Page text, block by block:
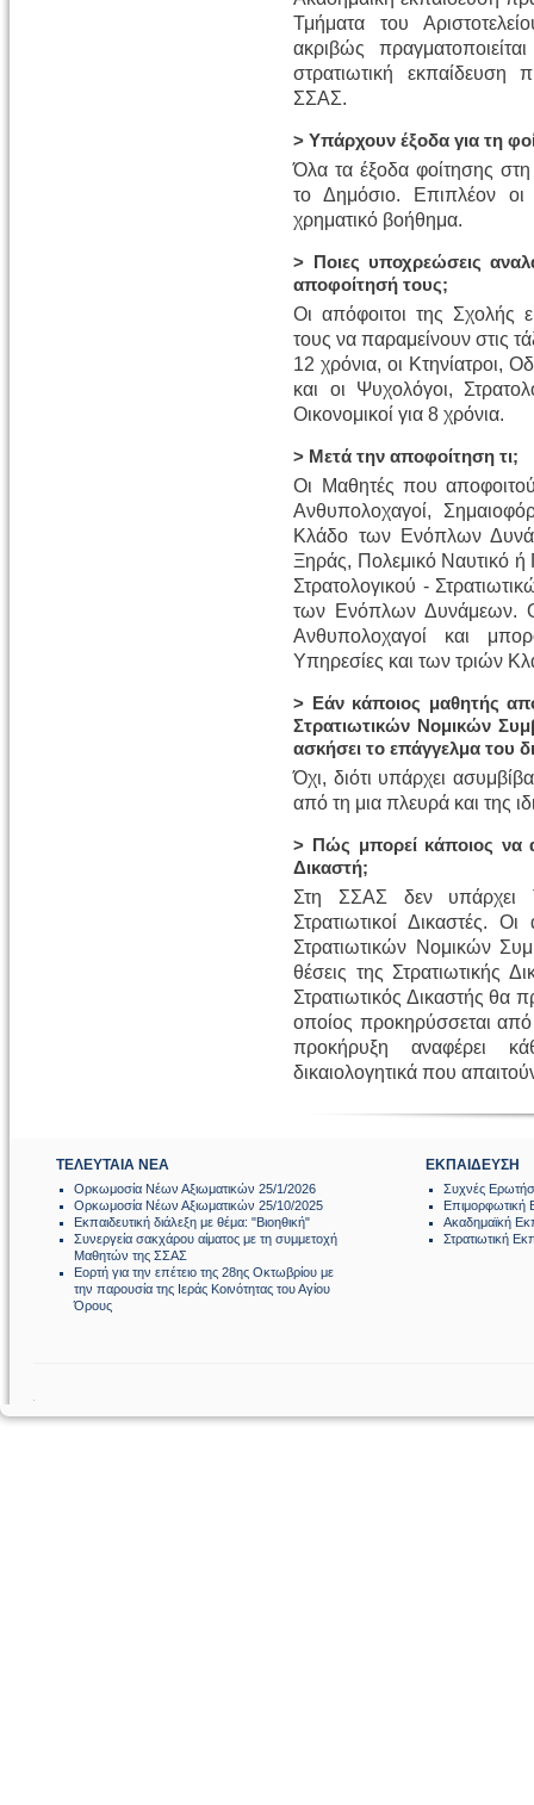
Τμήματα του
ακριβώς
στρατιωτική εκπαίδευση
ΣΣΑΣ.
> Υπάρχουν έξοδα για τη
Όλα τα έξοδα φοίτησης
το Δημόσιο. Επιπλέον
χρηματικό βοήθημα.
> Ποιες υποχρεώσεις
αποφοίτησή τους;
Οι απόφοιτοι της Σχολής
τους να παραμείνουν στις
12 χρόνια, οι Κτηνίατροι,
και οι Ψυχολόγοι,
Οικονομικοί για 8 χρόνια.
> Μετά την αποφοίτηση τι;
Οι Μαθητές που
Ανθυπολοχαγοί,
Κλάδο των Ενόπλων
Ξηράς, Πολεμικό Ναυτικό ή
Στρατολογικού -
των Ενόπλων Δυνάμεων.
Ανθυπολοχαγοί και
Υπηρεσίες και των τριών
> Εάν κάποιος μαθητής
Στρατιωτικών Νομικών
ασκήσει το επάγγελμα του
Όχι, διότι υπάρχει
από τη μια πλευρά και της
> Πώς μπορεί κάποιος να
Δικαστή;
Στη ΣΣΑΣ δεν υπάρχει
Στρατιωτικοί Δικαστές.
Στρατιωτικών Νομικών
θέσεις της Στρατιωτικής
Στρατιωτικός Δικαστής θα
οποίος προκηρύσσεται
προκήρυξη αναφέρει
δικαιολογητικά που
ΤΕΛΕΥΤΑΙΑ ΝΕΑ
Ορκωμοσία Νέων Αξιωματικών 25/1/2026
Ορκωμοσία Νέων Αξιωματικών 25/10/2025
Εκπαιδευτική διάλεξη με θέμα: "Βιοηθική"
Συνεργεία σακχάρου αίματος με τη συμμετοχή
Μαθητών της ΣΣΑΣ
Εορτή για την επέτειο της 28ης Οκτωβρίου με
την παρουσία της Ιεράς Κοινότητας του Αγίου
Όρους
ΕΚΠΑΙΔΕΥΣΗ
Συχνές
Επιμορφωτική
Ακαδημαϊκή
Στρατιωτική